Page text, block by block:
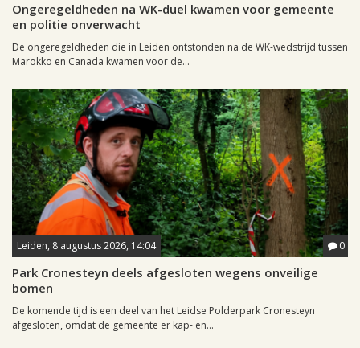
Ongeregeldheden na WK-duel kwamen voor gemeente
en politie onverwacht
De ongeregeldheden die in Leiden ontstonden na de WK-wedstrijd tussen
Marokko en Canada kwamen voor de...
Leiden, 8 augustus 2026, 14:04 0
Park Cronesteyn deels afgesloten wegens onveilige
bomen
De komende tijd is een deel van het Leidse Polderpark Cronesteyn
afgesloten, omdat de gemeente er kap- en...